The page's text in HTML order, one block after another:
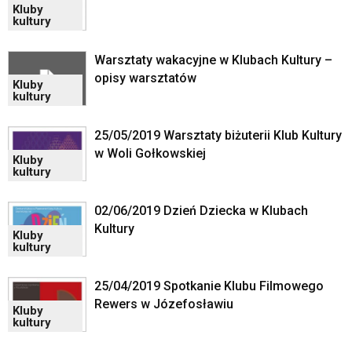
klawiszy
strzałek
odpowiadających
im
skrótów
klawiaturowych
w
oraz
mogą
wyposażone
w
dedykowane
przyjęte
dla
danej
Kluby
kultury
Kluby
kultury
Warsztaty wakacyjne w Klubach Kultury –
opisy warsztatów
Kluby
kultury
25/05/2019 Warsztaty biżuterii Klub Kultury
w Woli Gołkowskiej
Kluby
kultury
02/06/2019 Dzień Dziecka w Klubach
Kultury
Kluby
kultury
25/04/2019 Spotkanie Klubu Filmowego
Rewers w Józefosławiu